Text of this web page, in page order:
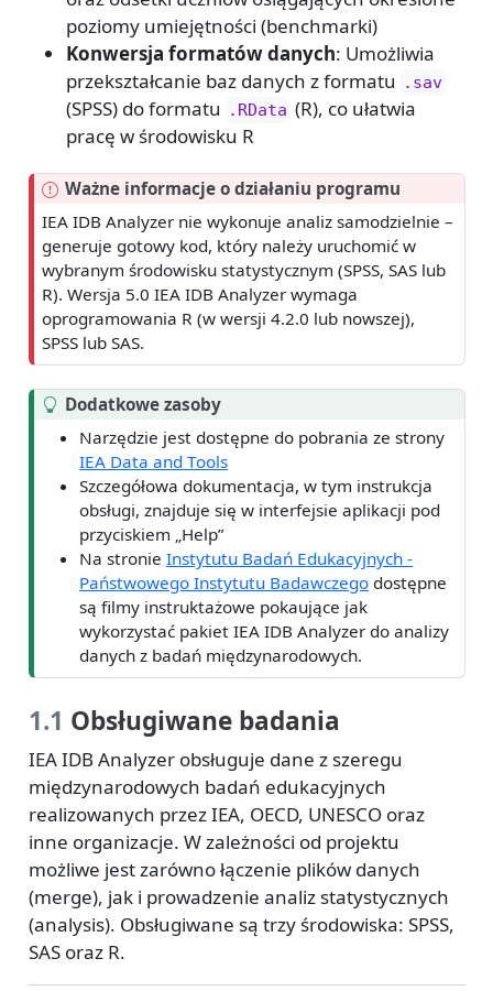
poziomy umiejętności (benchmarki)
Konwersja formatów danych: Umożliwia
przekształcanie baz danych z formatu
.sav
(SPSS) do formatu .RData (R), co ułatwia
pracę w środowisku R
Ważne informacje o działaniu programu
IEA IDB Analyzer nie wykonuje analiz samodzielnie –
generuje gotowy kod, który należy uruchomić w
wybranym środowisku statystycznym (SPSS, SAS lub
R). Wersja 5.0 IEA IDB Analyzer wymaga
oprogramowania R (w wersji 4.2.0 lub nowszej),
SPSS lub SAS.
Dodatkowe zasoby
Narzędzie jest dostępne do pobrania ze strony
IEA Data and Tools
Szczegółowa dokumentacja, w tym instrukcja
obsługi, znajduje się w interfejsie aplikacji pod
przyciskiem „Help”
Na stronieInstytutu Badań Edukacyjnych -
Państwowego Instytutu Badawczego dostępne
są filmy instruktażowe pokaujące jak
wykorzystać pakiet IEA IDB Analyzer do analizy
danych z badań międzynarodowych.
1.1 Obsługiwane badania
IEA IDB Analyzer obsługuje dane z szeregu
międzynarodowych badań edukacyjnych
realizowanych przez IEA, OECD, UNESCO oraz
inne organizacje. W zależności od projektu
możliwe jest zarówno łączenie plików danych
(merge), jak i prowadzenie analiz statystycznych
(analysis). Obsługiwane są trzy środowiska: SPSS,
SAS oraz R.